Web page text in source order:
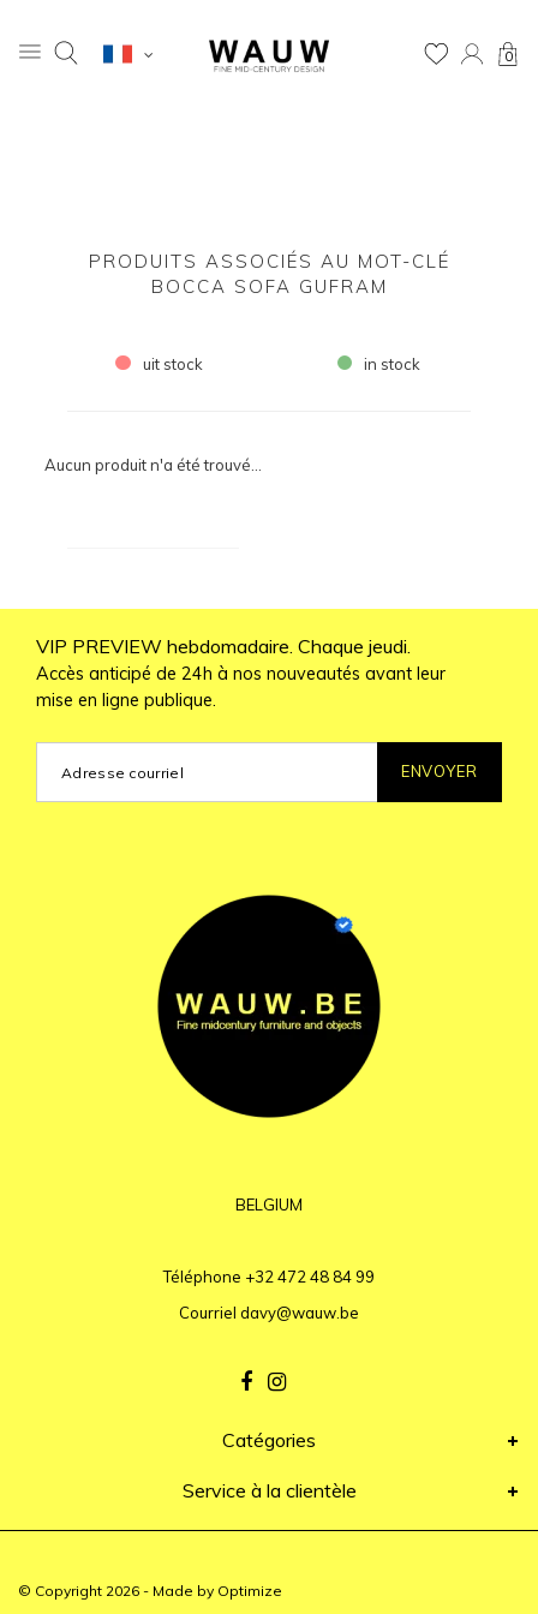
0
PRODUITS ASSOCIÉS AU MOT-CLÉ
BOCCA SOFA GUFRAM
uit stock in stock
Aucun produit n'a été trouvé...
VIP PREVIEW hebdomadaire. Chaque jeudi.
Accès anticipé de 24h à nos nouveautés avant leur
mise en ligne publique.
ENVOYER
BELGIUM
Téléphone +32 472 48 84 99
Courriel davy@wauw.be
Catégories
Service à la clientèle
© Copyright 2026 - Made by Optimize